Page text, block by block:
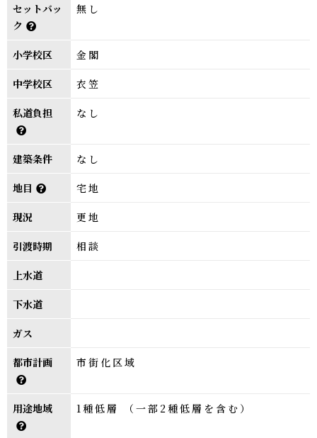
セットバッ
ク
無し
小学校区 金閣
中学校区 衣笠
私道負担 なし
建築条件 なし
地目 宅地
現況 更地
引渡時期 相談
上水道
下水道
ガス
都市計画 市街化区域
用途地域 1種低層 （一部2種低層を含む）